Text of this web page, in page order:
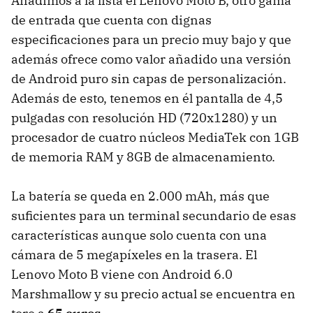
de entrada que cuenta con dignas
especificaciones para un precio muy bajo y que
además ofrece como valor añadido una versión
de Android puro sin capas de personalización.
Además de esto, tenemos en él pantalla de 4,5
pulgadas con resolución HD (720x1280) y un
procesador de cuatro núcleos MediaTek con 1GB
de memoria RAM y 8GB de almacenamiento.
La batería se queda en 2.000 mAh, más que
suficientes para un terminal secundario de esas
características aunque solo cuenta con una
cámara de 5 megapíxeles en la trasera. El
Lenovo Moto B viene con Android 6.0
Marshmallow y su precio actual se encuentra en